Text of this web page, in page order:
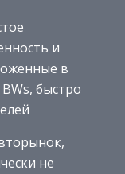
и
в
быстро
не